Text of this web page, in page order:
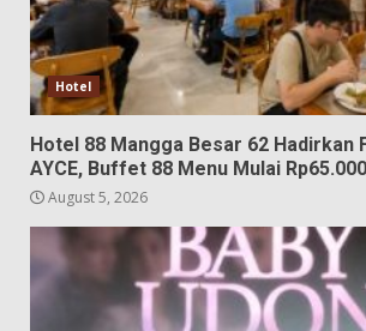
Hotel
Hotel 88 Mangga Besar 62 Hadirkan
AYCE, Buffet 88 Menu Mulai Rp65.000
August 5, 2026